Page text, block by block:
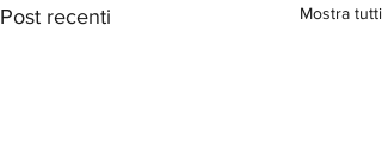
Post recenti Mostra tutti